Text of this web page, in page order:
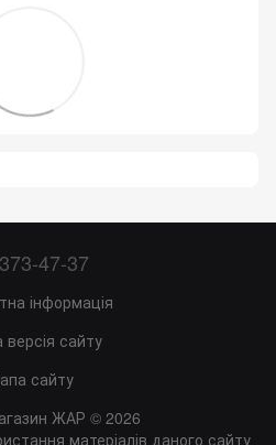
47-37
інформація
версія сайту
сайту
ЖАР © 2026
матеріалів даного сайту